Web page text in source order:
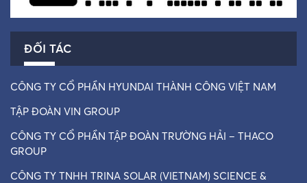
ĐỐI TÁC
CÔNG TY CỔ PHẦN HYUNDAI THÀNH CÔNG VIỆT NAM
TẬP ĐOÀN VIN GROUP
CÔNG TY CỔ PHẦN TẬP ĐOÀN TRƯỜNG HẢI – THACO
GROUP
CÔNG TY TNHH TRINA SOLAR (VIETNAM) SCIENCE &